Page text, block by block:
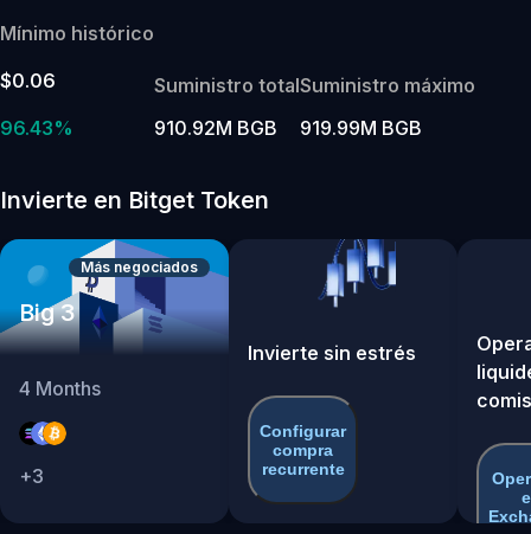
Mínimo histórico
$0.06
96.43%
Suministro total
910.92M BGB
Suministro máximo
919.99M BGB
Invierte en Bitget Token
Más negociados
Big 3
4 Months
+3
Invierte sin estrés
Configurar
compra
recurrente